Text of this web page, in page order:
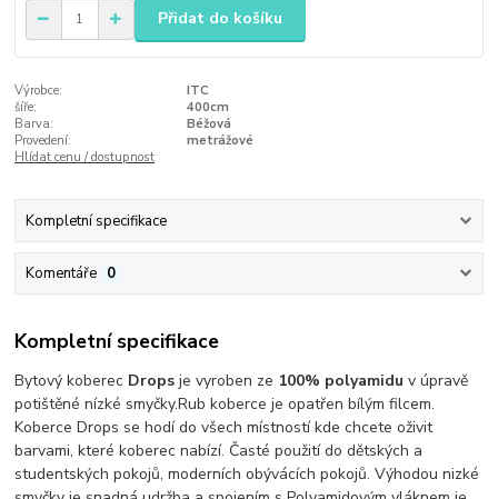
Přidat do košíku
Výrobce:
ITC
šíře:
400cm
Barva:
Béžová
Provedení:
metrážové
Hlídat cenu / dostupnost
Kompletní specifikace
Komentáře 0
Kompletní specifikace
Bytový koberec Drops je vyroben ze 100% polyamidu v úpravě
potištěné nízké smyčky.Rub koberce je opatřen bílým filcem.
Koberce Drops se hodí do všech místností kde chcete oživit
barvami, které koberec nabízí. Časté použití do dětských a
studentských pokojů, moderních obývácích pokojů. Výhodou nizké